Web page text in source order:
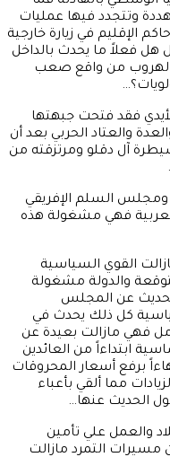
وتتجدد فيها عمليات
الإقليم في زيارة خارجية
هل فعلاً ما يحدث بالداخل
الهروب من واقع صعب
فقد فتحت جبهتها
والعتاد الحربي بعد أن
آل دقلو ومرتزقته من
ومجلس السلم الإفريقي
فهي مشغولة هذه
القوي السياسية
والدولة مشغولة
عن المجلس
كل ذلك يحدث في
فهي مازالت بعيدة عن
ابتداءاً من العائدين
برفع أسعار المحروقات
مما ألقي بأعباء
الحديث عنها…
والعمل علي تأمين
مسيرات التمرد مازالت